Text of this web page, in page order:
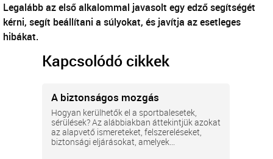
Legalább az első alkalommal javasolt egy edző segítségét
kérni, segít beállítani a súlyokat, és javítja az esetleges
hibákat.
Kapcsolódó cikkek
A biztonságos mozgás
Hogyan kerülhetők el a sportbalesetek,
sérülések? Az alábbiakban áttekintjük azokat
az alapvető ismereteket, felszereléseket,
biztonsági eljárásokat, amelyek...